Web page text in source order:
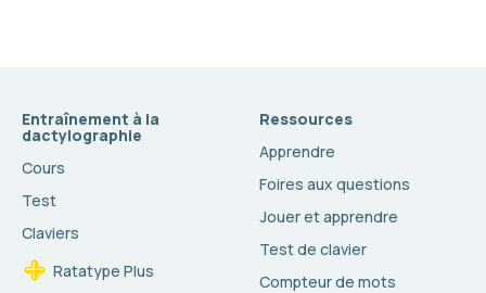
Entraînement à la
dactylographie
Cours
Test
Claviers
Ratatype Plus
Ressources
Apprendre
Foires aux questions
Jouer et apprendre
Test de clavier
Compteur de mots